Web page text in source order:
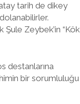
tarih de dikey
Zeybek’in “Kök
destanlarına
bir sorumluluğu